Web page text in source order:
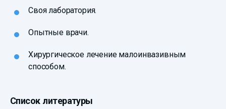
Своя лаборатория.
Опытные врачи.
Хирургическое лечение малоинвазивным
способом.
Список литературы